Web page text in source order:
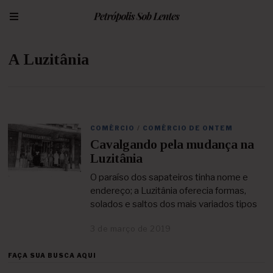
A Luzitânia
COMÉRCIO / COMÉRCIO DE ONTEM
Cavalgando pela mudança na
Luzitânia
O paraíso dos sapateiros tinha nome e
endereço; a Luzitânia oferecia formas,
solados e saltos dos mais variados tipos
FAÇA SUA BUSCA AQUI